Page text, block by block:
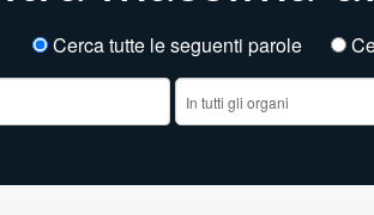
Cerca tutte le seguenti parole